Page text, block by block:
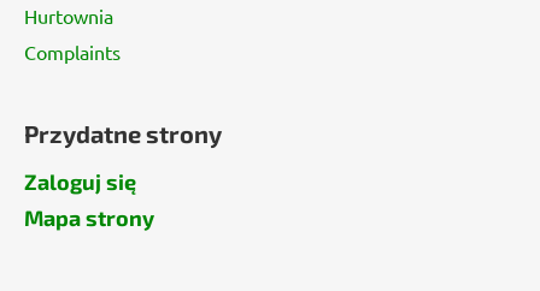
Hurtownia
Complaints
Przydatne strony
Zaloguj się
Mapa strony